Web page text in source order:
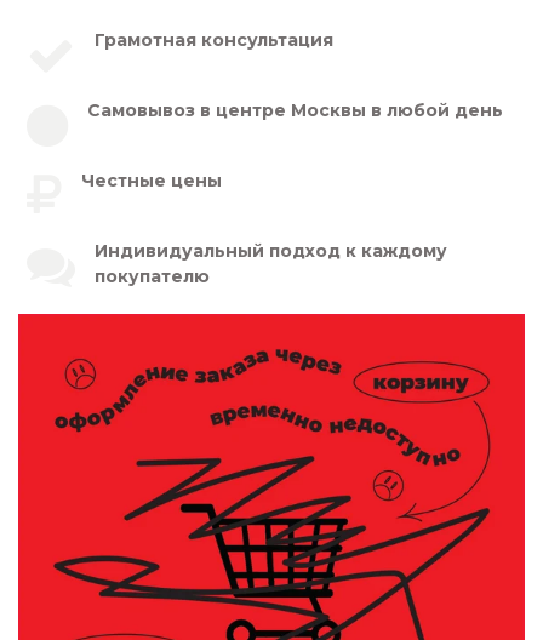
Грамотная консультация
Самовывоз в центре Москвы в любой день
Честные цены
Индивидуальный подход к каждому
покупателю